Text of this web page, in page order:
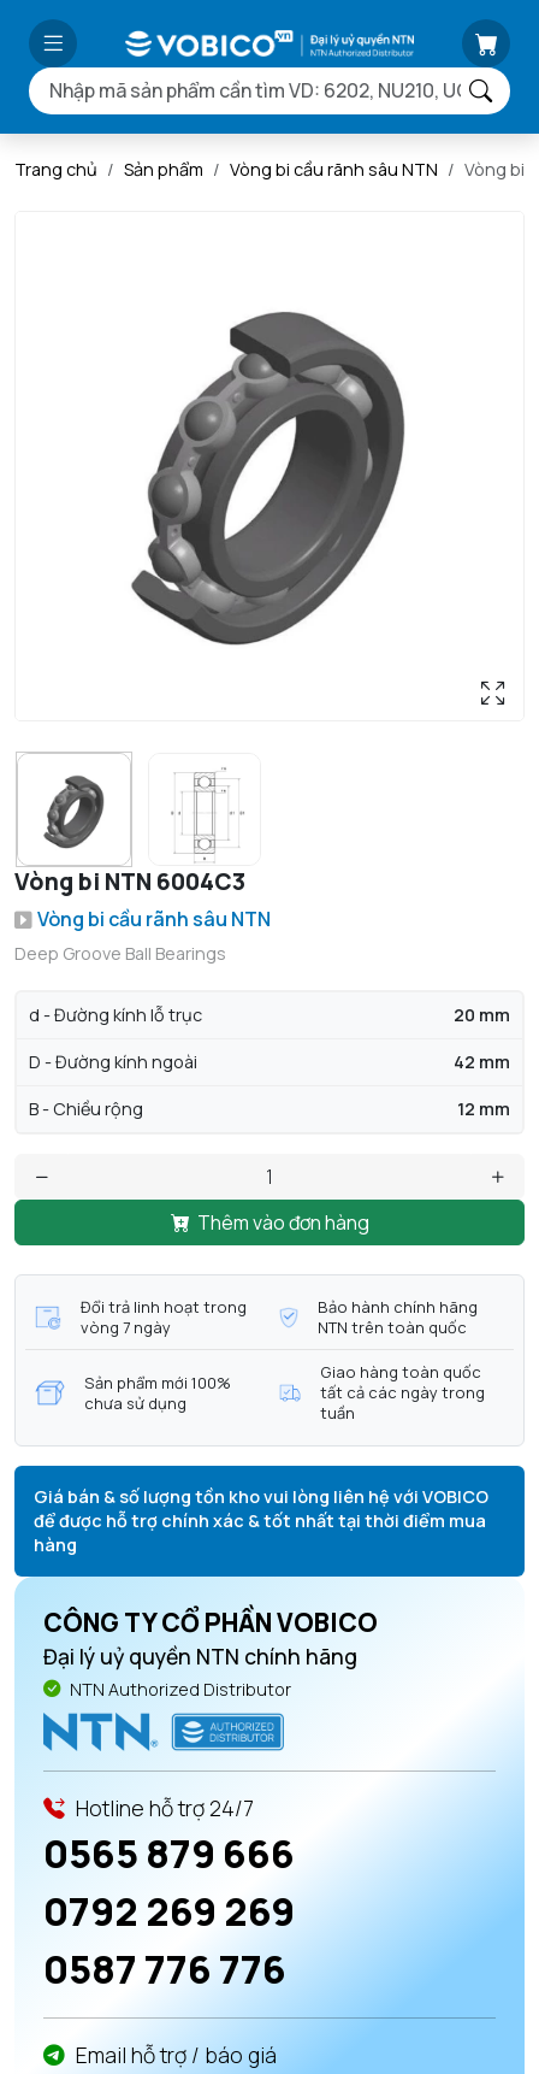
Trang chủ Sản phẩm Vòng bi cầu rãnh sâu NTN Vòng bi
Vòng bi NTN 6004C3
Vòng bi cầu rãnh sâu NTN
Deep Groove Ball Bearings
d - Đường kính lỗ trục 20 mm
D - Đường kính ngoài 42 mm
B - Chiều rộng 12 mm
Thêm vào đơn hàng
Đổi trả linh hoạt trong
vòng 7 ngày
Bảo hành chính hãng
NTN trên toàn quốc
Sản phẩm mới 100%
chưa sử dụng
Giao hàng toàn quốc
tất cả các ngày trong
tuần
Giá bán & số lượng tồn kho vui lòng liên hệ với VOBICO
để được hỗ trợ chính xác & tốt nhất tại thời điểm mua
hàng
CÔNG TY CỔ PHẦN VOBICO
Đại lý uỷ quyền NTN chính hãng
NTN Authorized Distributor
Hotline hỗ trợ 24/7
0565 879 666
0792 269 269
0587 776 776
Email hỗ trợ / báo giá